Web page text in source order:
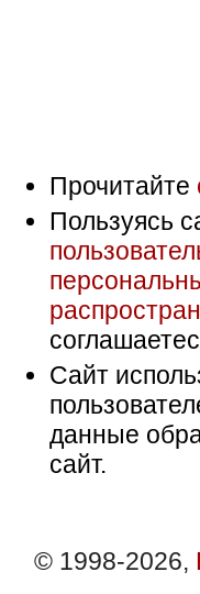
Прочитайте
Пользуясь
Сайт
данные
сайт.
© 1998-2026,